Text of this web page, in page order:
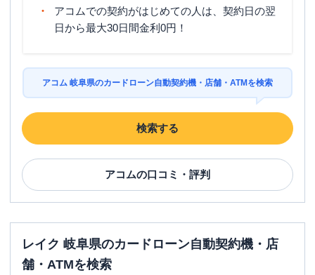
アコムでの契約がはじめての人は、契約日の翌
日から最大30日間金利0円！
アコム 岐阜県のカードローン自動契約機・店舗・ATMを検索
検索する
アコムの口コミ・評判
レイク 岐阜県のカードローン自動契約機・店
舗・ATMを検索